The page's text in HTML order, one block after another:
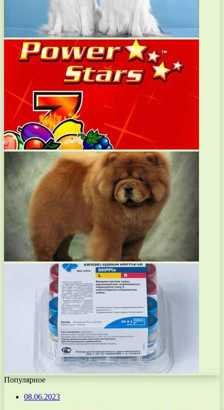
Популярное
08.06.2023